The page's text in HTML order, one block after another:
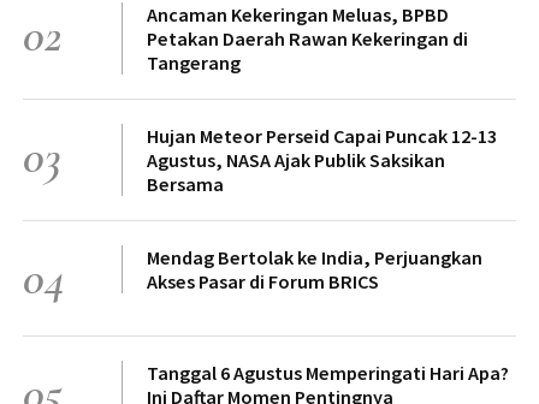
02
Ancaman Kekeringan Meluas, BPBD
Petakan Daerah Rawan Kekeringan di
Tangerang
03
Hujan Meteor Perseid Capai Puncak 12-13
Agustus, NASA Ajak Publik Saksikan
Bersama
04
Mendag Bertolak ke India, Perjuangkan
Akses Pasar di Forum BRICS
Tanggal 6 Agustus Memperingati Hari Apa?
Ini Daftar Momen Pentingnya